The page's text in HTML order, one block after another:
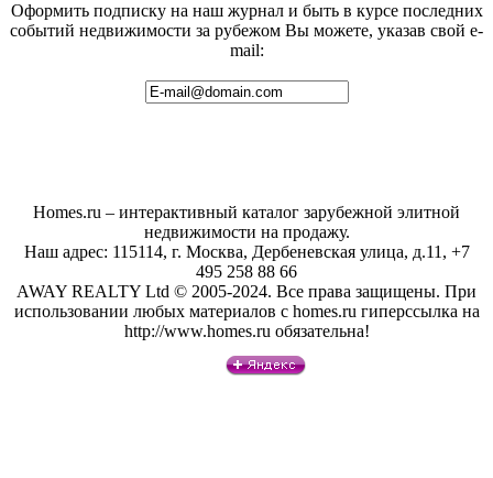
Оформить подписку на наш журнал и быть в курсе последних
событий недвижимости за рубежом Вы можете, указав свой e-
mail:
Homes.ru – интерактивный каталог зарубежной элитной
недвижимости на продажу.
Наш адрес: 115114, г. Москва, Дербеневская улица, д.11, +7
495 258 88 66
AWAY REALTY Ltd © 2005-2024. Все права защищены. При
использовании любых материалов с homes.ru гиперссылка на
http://www.homes.ru обязательна!